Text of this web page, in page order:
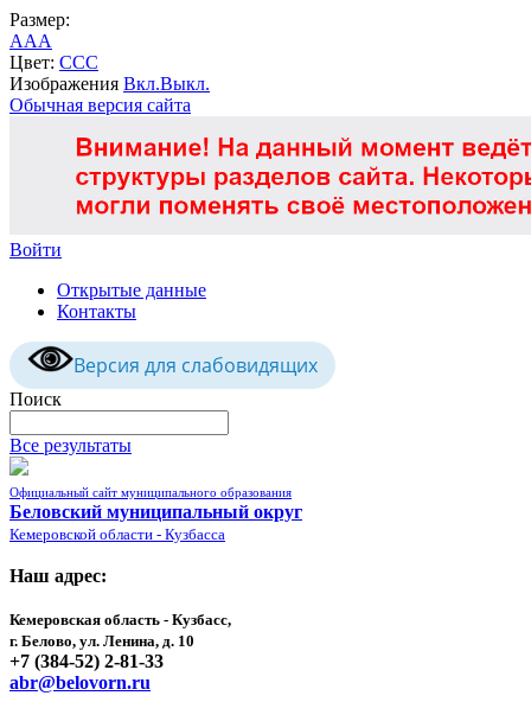
Размер:
AAA
Цвет: CCC
Изображения Вкл.Выкл.
Обычная версия сайта
Войти
Открытые данные
Контакты
Версия для слабовидящих
Поиск
Все результаты
Официальный сайт муниципального образования
Беловский муниципальный округ
Кемеровской области - Кузбасса
Наш адрес:
Кемеровская область - Кузбасс,
г. Белово, ул. Ленина, д. 10
+7 (384-52) 2-81-33
abr@belovorn.ru